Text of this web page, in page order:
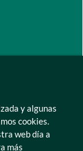
y algunas
cookies.
web día a
más